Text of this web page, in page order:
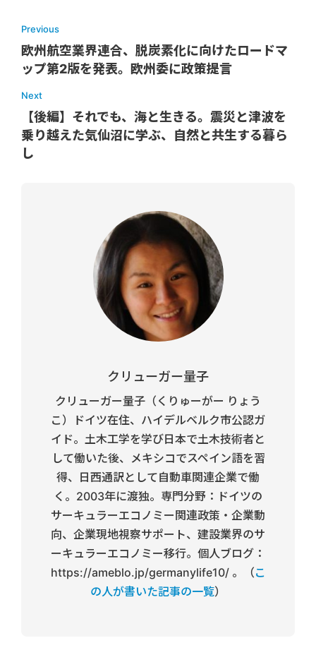
Previous
欧州航空業界連合、脱炭素化に向けたロードマ
ップ第2版を発表。欧州委に政策提言
Next
【後編】それでも、海と生きる。震災と津波を
乗り越えた気仙沼に学ぶ、自然と共生する暮ら
し
クリューガー量子
クリューガー量子（くりゅーがー りょう
こ）ドイツ在住、ハイデルベルク市公認ガ
イド。土木工学を学び日本で土木技術者と
して働いた後、メキシコでスペイン語を習
得、日西通訳として自動車関連企業で働
く。2003年に渡独。専門分野：ドイツの
サーキュラーエコノミー関連政策・企業動
向、企業現地視察サポート、建設業界のサ
ーキュラーエコノミー移行。個人ブログ：
https://ameblo.jp/germanylife10/ 。（こ
の人が書いた記事の一覧）